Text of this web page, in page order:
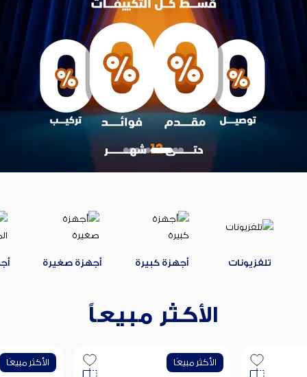
تلفزيونات أجهزة كبيرة أجهزة صغيرة
الأكثر مبيعاً
الأكثر مبيعًا الأكثر مبيعًا